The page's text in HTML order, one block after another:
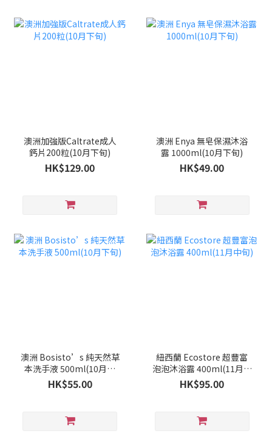
澳洲加強版Caltrate成人
鈣片200粒(10月下旬)
HK$129.00
澳洲 Enya 無皂保濕沐浴
露 1000ml(10月下旬)
HK$49.00
澳洲 Bosisto’s 純天然草
本洗手液 500ml(10月下
旬)
HK$55.00
紐西蘭 Ecostore 超豐富
泡泡沐浴露 400ml(11月中
旬)
HK$95.00